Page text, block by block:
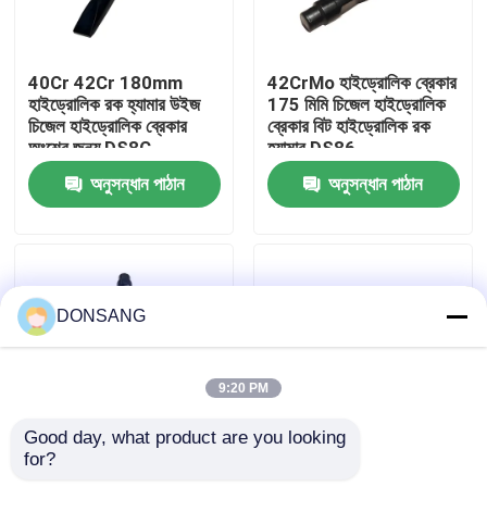
VR প্রদর্শন
আমাদের সম্পর্কে
কারখানা ভ্রমণ
যোগাযোগ করুন
হাইড্রোলিক রক ব্রেকার
40Cr 42Cr 180mm
হাইড্রোলিক রক হ্যামার উইজ
চিজেল হাইড্রোলিক ব্রেকার
অংশের জন্য DS8C
অনুসন্ধান পাঠান
42CrMo হাইড্রোলিক ব্রেকার
175 মিমি চিজেল হাইড্রোলিক
ব্রেকার বিট হাইড্রোলিক রক
হ্যামার DS86
অনুসন্ধান পাঠান
165 মিমি হাইড্রোলিক ব্রেকার
DONSANG
9:20 PM
Good day, what product are you looking
for?